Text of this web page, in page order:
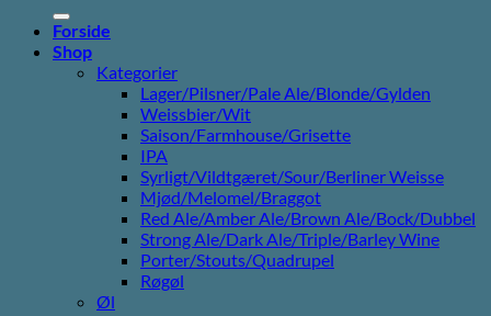
efter:
Forside
Shop
Kategorier
Lager/Pilsner/Pale Ale/Blonde/Gylden
Weissbier/Wit
Saison/Farmhouse/Grisette
IPA
Syrligt/Vildtgæret/Sour/Berliner Weisse
Mjød/Melomel/Braggot
Red Ale/Amber Ale/Brown Ale/Bock/Dubbel
Strong Ale/Dark Ale/Triple/Barley Wine
Porter/Stouts/Quadrupel
Røgøl
Øl